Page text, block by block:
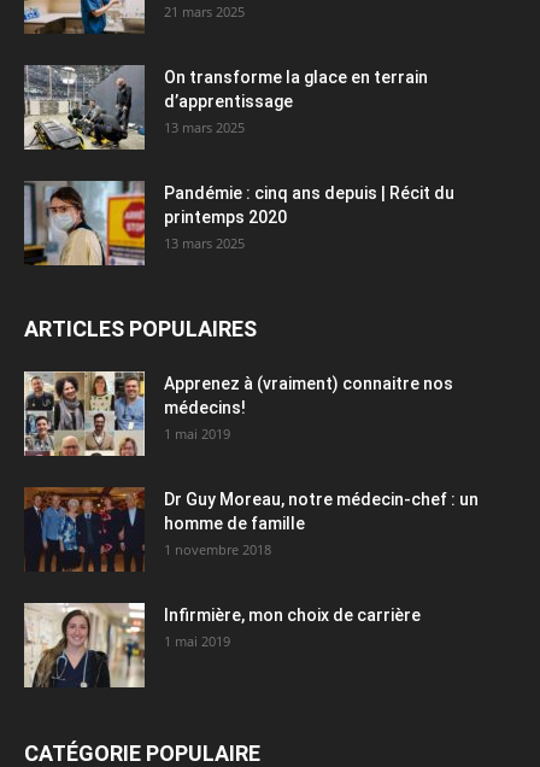
21 mars 2025
On transforme la glace en terrain
d’apprentissage
13 mars 2025
Pandémie : cinq ans depuis | Récit du
printemps 2020
13 mars 2025
ARTICLES POPULAIRES
Apprenez à (vraiment) connaitre nos
médecins!
1 mai 2019
Dr Guy Moreau, notre médecin-chef : un
homme de famille
1 novembre 2018
Infirmière, mon choix de carrière
1 mai 2019
CATÉGORIE POPULAIRE